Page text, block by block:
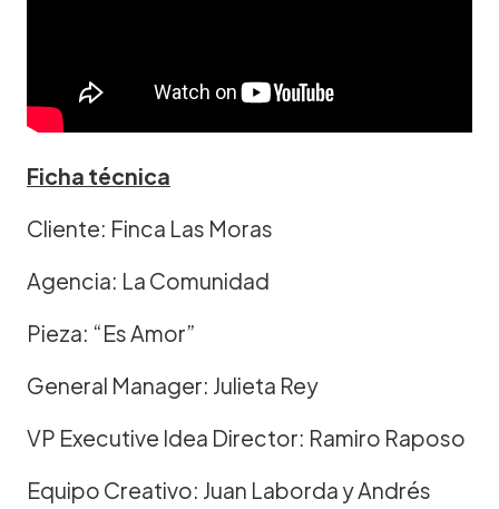
Ficha técnica
Cliente: Finca Las Moras
Agencia: La Comunidad
Pieza: “Es Amor”
General Manager: Julieta Rey
VP Executive Idea Director: Ramiro Raposo
Equipo Creativo: Juan Laborda y Andrés